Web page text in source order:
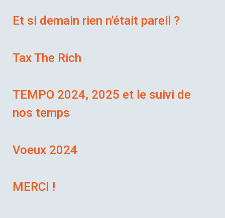
Et si demain rien n'était pareil ?
Tax The Rich
TEMPO 2024, 2025 et le suivi de
nos temps
Voeux 2024
MERCI !